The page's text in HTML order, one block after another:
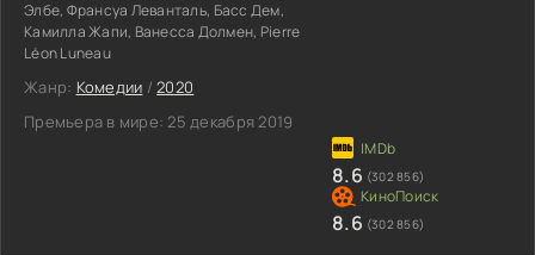
Элбе, Франсуа Леванталь, Басс Дем,
Камилла Жапи, Ванесса Долмен, Pierre
Léon Luneau
Жанр: Комедии /2020
Премьера в мире: 25 декабря 2019
8.6 (302 856)
8.6 (302 856)